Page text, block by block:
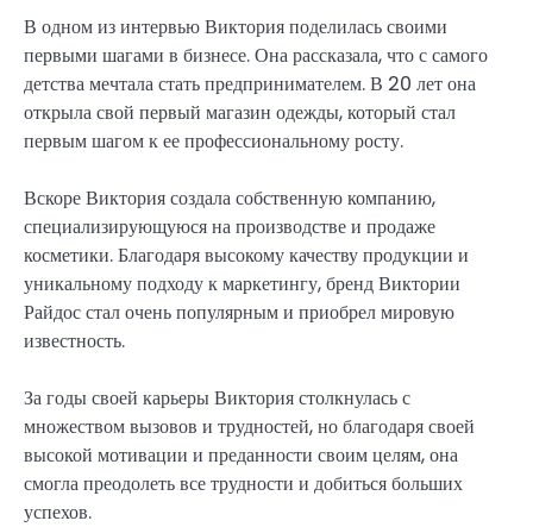
В одном из интервью Виктория поделилась своими
первыми шагами в бизнесе. Она рассказала, что с самого
детства мечтала стать предпринимателем. В 20 лет она
открыла свой первый магазин одежды, который стал
первым шагом к ее профессиональному росту.
Вскоре Виктория создала собственную компанию,
специализирующуюся на производстве и продаже
косметики. Благодаря высокому качеству продукции и
уникальному подходу к маркетингу, бренд Виктории
Райдос стал очень популярным и приобрел мировую
известность.
За годы своей карьеры Виктория столкнулась с
множеством вызовов и трудностей, но благодаря своей
высокой мотивации и преданности своим целям, она
смогла преодолеть все трудности и добиться больших
успехов.